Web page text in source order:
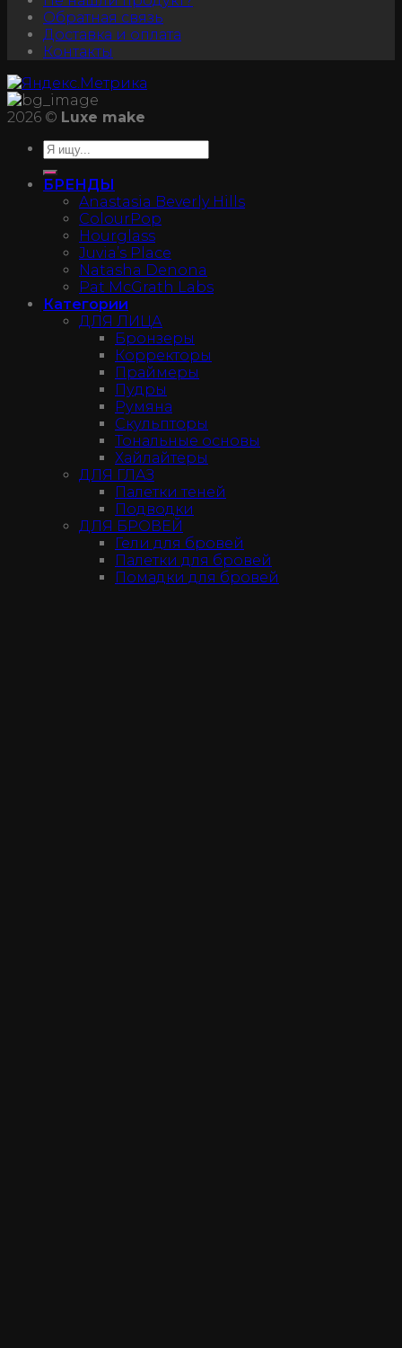
Обратная связь
Доставка и оплата
Контакты
2026 © Luxe make
БРЕНДЫ
Anastasia Beverly Hills
ColourPop
Hourglass
Juvia’s Place
Natasha Denona
Pat McGrath Labs
Категории
ДЛЯ ЛИЦА
Бронзеры
Корректоры
Праймеры
Пудры
Румяна
Скульпторы
Тональные основы
Хайлайтеры
ДЛЯ ГЛАЗ
Палетки теней
Подводки
ДЛЯ БРОВЕЙ
Гели для бровей
Палетки для бровей
Помадки для бровей